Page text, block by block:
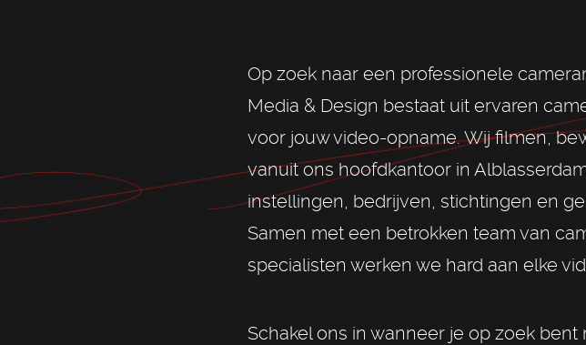
Op zoek naar een professionele
Media & Design bestaat uit ervaren
voor jouw video-opname. Wij filmen,
vanuit ons hoofdkantoor in
instellingen, bedrijven, stichtingen en
Samen met een betrokken team van
specialisten werken we hard aan elke
Schakel ons in wanneer je op zoek